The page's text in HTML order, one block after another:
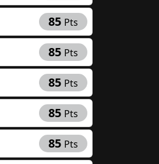
85 Pts
85 Pts
85 Pts
85 Pts
85 Pts